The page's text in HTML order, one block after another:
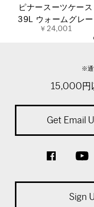
ピナースーツケース
39L ウォームグレー
￥24,001
※通
15,000円
Get Email
Sign